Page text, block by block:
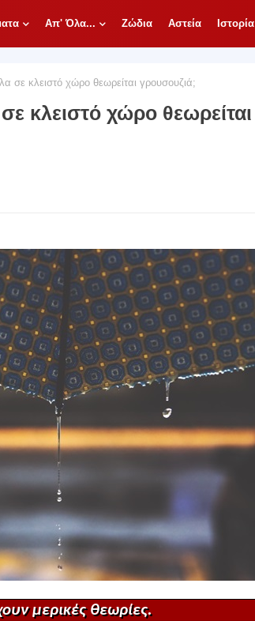
Απ' Όλα... Ζώδια Αστεία Ιστορία
σε κλειστό χώρο θεωρείται γρουσουζιά;
κλειστό χώρο θεωρείται
μερικές θεωρίες.